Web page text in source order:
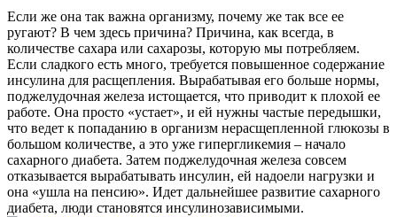
Если же она так важна организму, почему же так все ее
ругают? В чем здесь причина? Причина, как всегда, в
количестве сахара или сахарозы, которую мы потребляем.
Если сладкого есть много, требуется повышенное содержание
инсулина для расщепления. Вырабатывая его больше нормы,
поджелудочная железа истощается, что приводит к плохой ее
работе. Она просто «устает», и ей нужны частые передышки,
что ведет к попаданию в организм нерасщепленной глюкозы в
большом количестве, а это уже гипергликемия – начало
сахарного диабета. Затем поджелудочная железа совсем
отказывается вырабатывать инсулин, ей надоели нагрузки и
она «ушла на пенсию». Идет дальнейшее развитие сахарного
диабета, люди становятся инсулинозависимыми.